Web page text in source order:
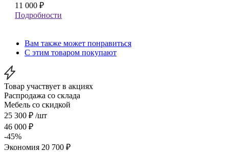
11 000 ₽
Подробности
Вам также может понравиться
С этим товаром покупают
Товар участвует в акциях
Распродажа со склада
Мебель со скидкой
25 300 ₽ /шт
46 000 ₽
-45%
Экономия 20 700 ₽